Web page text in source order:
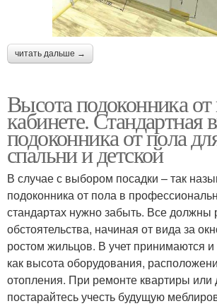
читать дальше →
Высота подоконника от
кабинете. Стандартная
подоконника от пола
спальни и детской
В случае с выбором посадки – так
подоконника от пола в
стандартах нужно забыть. Все должны
обстоятельства, начиная от вида за
ростом жильцов. В учет принимаются
как высота оборудования,
отопления. При ремонте квартиры или
постарайтесь учесть будущую